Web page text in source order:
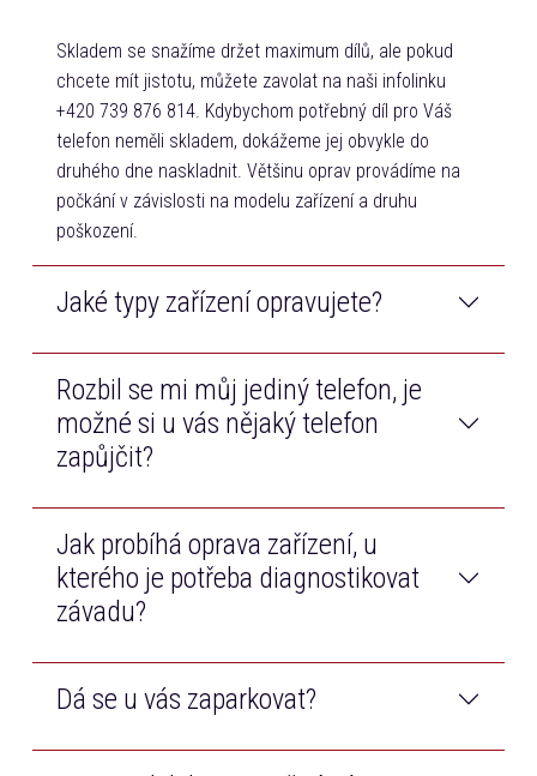
Skladem se snažíme držet maximum dílů, ale pokud
chcete mít jistotu, můžete zavolat na naši infolinku
+420 739 876 814. Kdybychom potřebný díl pro Váš
telefon neměli skladem, dokážeme jej obvykle do
druhého dne naskladnit. Většinu oprav provádíme na
počkání v závislosti na modelu zařízení a druhu
poškození.
Jaké typy zařízení opravujete?
Opravujeme telefony a tablety všech značek na trhu.
Navíc také opravujeme Macbooky od značky Apple.
Rozbil se mi můj jediný telefon, je
možné si u vás nějaký telefon
zapůjčit?
Samozřejmě! Než bude Váš telefon opraven, bezplatně
Vám zapůjčíme jiný dotykový telefon.
Jak probíhá oprava zařízení, u
kterého je potřeba diagnostikovat
závadu?
Po příjmu zařízení technik diagnostikuje závadu, cenu
Pokud zařízení budeme opravovat, diagnostiku
Dá se u vás zaparkovat?